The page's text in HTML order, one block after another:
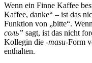
Wenn ein Finne Kaffee
Kaffee, danke“ – ist das
Funktion von „bitte“.
соль” sagt, ist das nicht
Kollegin die -masu-Form
enthalten.